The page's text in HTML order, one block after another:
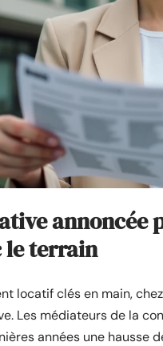
annoncée
le terrain
locatif clés en main,
Les médiateurs de la
années une hausse